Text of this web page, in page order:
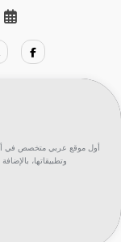
أول موقع عربي متخصص في
وتطبيقاتها،